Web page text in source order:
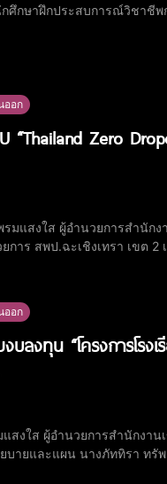
ศึกษาฝึกประสบการณ์วิชาชี
ออก
“Thailand Zero
แสงใส ผู้อำนวยการสำนักง
ร สพป.ฉะเชิงเทรา เขต 2
ออก
งบลงทุน “โครงการโ
งใส ผู้อำนวยการสำนักงาน
บายและแผน นางภัททิรา ท